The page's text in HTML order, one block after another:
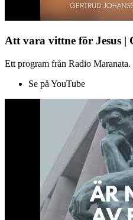
Att vara vittne för Jesus |
Ett program från Radio Maranata.
Se på YouTube